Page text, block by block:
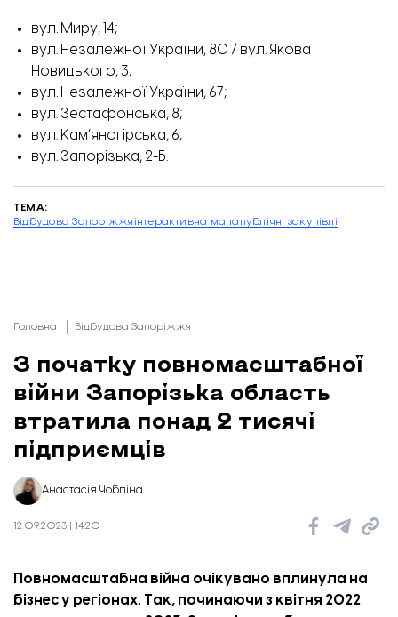
вул. Миру, 14;
вул. Незалежної України, 80 / вул. Якова
Новицького, 3;
вул. Незалежної України, 67;
вул. Зестафонська, 8;
вул. Кам’яногірська, 6;
вул. Запорізька, 2-Б.
ТЕМА:
Відбудова Запоріжжя інтерактивна мапа публічні закупівлі
Головна Відбудова Запоріжжя
З початку повномасштабної
війни Запорізька область
втратила понад 2 тисячі
підприємців
Анастасія Чобліна
12.09.2023 | 14:20
Повномасштабна війна очікувано вплинула на
бізнес у регіонах. Так, починаючи з квітня 2022